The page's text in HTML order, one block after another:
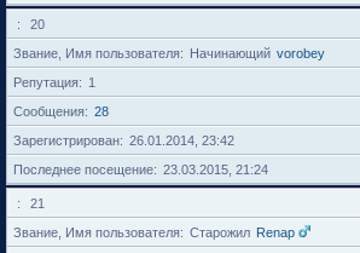
20
Звание, Имя пользователя
Начинающий vorobey
Репутация
1
Сообщения
28
Зарегистрирован
26.01.2014, 23:42
Последнее посещение
23.03.2015, 21:24
21
Звание, Имя пользователя
Старожил Renap